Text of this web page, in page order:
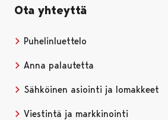
Ota yhteyttä
Puhelinluettelo
Anna palautetta
Sähköinen asiointi ja lomakkeet
Viestintä ja markkinointi